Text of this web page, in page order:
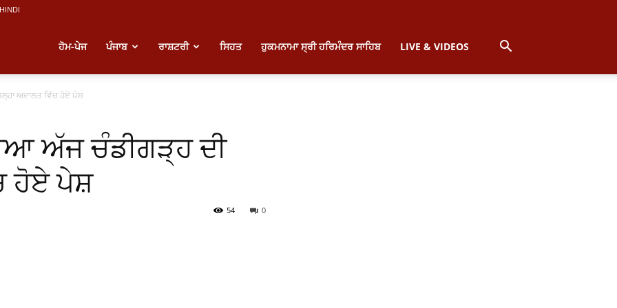
HINDI
ਹੋਮ-ਪੇਜ ਪੰਜਾਬ ਰਾਸ਼ਟਰੀ ਸਿਹਤ ਹੁਕਮਨਾਮਾ ਸ੍ਰੀ ਹਰਿਮੰਦਰ ਸਾਹਿਬ LIVE & VIDEOS
ਅਦਾਲਤ ਵਿੱਚ ਹੋਏ ਪੇਸ਼
ਅੱਜ ਚੰਡੀਗੜ੍ਹ ਦੀ
ਹੋਏ ਪੇਸ਼
0
54